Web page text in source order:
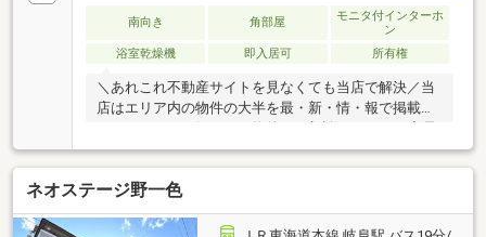
南向き 角部屋
モニタ付インターホ
ン
浴室乾燥機
即入居可 所有権
＼あれこれ不動産サイトを見なくても当店で解決／当
店はエリア内の物件の大半を最・新・情・報で掲載！
ほかのページで気になる物件もご相談ください。◆長
良西小学校／長良中学校◆岐阜バス「長良平和通り」
まで徒歩約1分◆トランクルーム◆浴室暖房乾燥機◆
オートロック※写真をクリックすると、詳細をご覧い
ただけます。＝＝＝＝＝＝＝＝＝＝＝＝＝＝＝＝＝＝
＝＝＝＝＝＝＝《平日もご案内可能です♪》地域密着
ネオステージ野一色